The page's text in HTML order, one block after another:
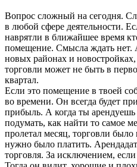
Вопрос сложный на сегодня.
в любой сфере деятельности.
наврятли в ближайшее время
помещение. Смысла ждать нет.
новых районах и
торговли может не быть в
квартал.
Если это помещение в твоей
во времени. Он всегда будет
прибыль. А когда ты
подумать, как найти то самое
пролетал месяц, торговли
нужно было платить.
торговля. За исключением,